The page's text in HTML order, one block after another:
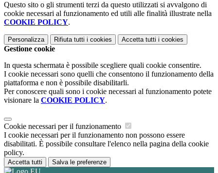
Questo sito o gli strumenti terzi da questo utilizzati si avvalgono di
cookie necessari al funzionamento ed utili alle finalità illustrate nella
COOKIE POLICY.
Personalizza Rifiuta tutti i cookies Accetta tutti i cookies
Gestione cookie
In questa schermata è possibile scegliere quali cookie consentire.
I cookie necessari sono quelli che consentono il funzionamento della
piattaforma e non è possibile disabilitarli.
Per conoscere quali sono i cookie necessari al funzionamento potete
visionare la COOKIE POLICY.
Cookie necessari per il funzionamento
I cookie necessari per il funzionamento non possono essere
disabilitati. È possibile consultare l'elenco nella pagina della cookie
policy.
Accetta tutti Salva le preferenze